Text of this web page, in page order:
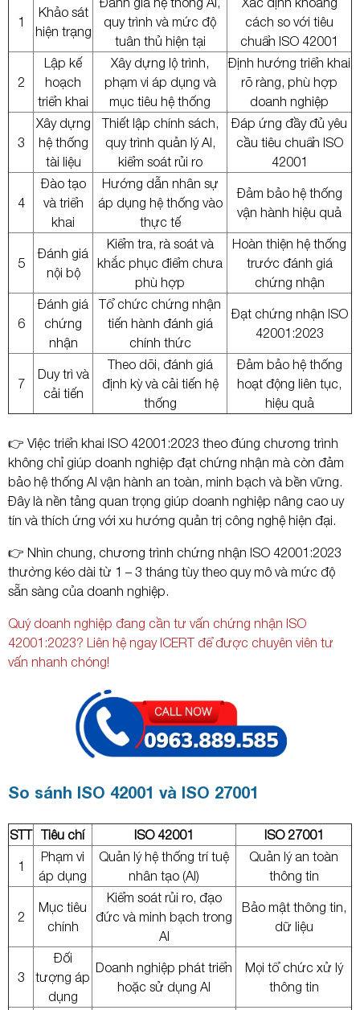
1
Khảo sát
hiện trạng
quy trình và mức độ
tuân thủ hiện tại
cách so với tiêu
chuẩn ISO 42001
2
Lập kế
hoạch
triển khai
Xây dựng lộ trình,
phạm vi áp dụng và
mục tiêu hệ thống
Định hướng triển khai
rõ ràng, phù hợp
doanh nghiệp
3
Xây dựng
hệ thống
tài liệu
Thiết lập chính sách,
quy trình quản lý AI,
kiểm soát rủi ro
Đáp ứng đầy đủ yêu
cầu tiêu chuẩn ISO
42001
4
Đào tạo
và triển
khai
Hướng dẫn nhân sự
áp dụng hệ thống vào
thực tế
Đảm bảo hệ thống
vận hành hiệu quả
5
Đánh giá
nội bộ
Kiểm tra, rà soát và
khắc phục điểm chưa
phù hợp
Hoàn thiện hệ thống
trước đánh giá
chứng nhận
6
Đánh giá
chứng
nhận
Tổ chức chứng nhận
tiến hành đánh giá
chính thức
Đạt chứng nhận ISO
42001:2023
7
Duy trì và
cải tiến
Theo dõi, đánh giá
định kỳ và cải tiến hệ
thống
Đảm bảo hệ thống
hoạt động liên tục,
hiệu quả
👉 Việc triển khai ISO 42001:2023 theo đúng chương trình
không chỉ giúp doanh nghiệp đạt chứng nhận mà còn đảm
bảo hệ thống AI vận hành an toàn, minh bạch và bền vững.
Đây là nền tảng quan trọng giúp doanh nghiệp nâng cao uy
tín và thích ứng với xu hướng quản trị công nghệ hiện đại.
👉 Nhìn chung, chương trình chứng nhận ISO 42001:2023
thường kéo dài từ 1 – 3 tháng tùy theo quy mô và mức độ
sẵn sàng của doanh nghiệp.
Quý doanh nghiệp đang cần tư vấn chứng nhận ISO
42001:2023? Liên hệ ngay ICERT để được chuyên viên tư
vấn nhanh chóng!
So sánh ISO 42001 và ISO 27001
STT Tiêu chí ISO 42001 ISO 27001
1
Phạm vi
áp dụng
Quản lý hệ thống trí tuệ
nhân tạo (AI)
Quản lý an toàn
thông tin
2
Mục tiêu
chính
Kiểm soát rủi ro, đạo
đức và minh bạch trong
AI
Bảo mật thông tin,
dữ liệu
3
Đối
tượng áp
dụng
Doanh nghiệp phát triển
hoặc sử dụng AI
Mọi tổ chức xử lý
thông tin